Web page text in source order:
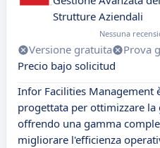
Strutture Aziendali
Nessuna
Versione gratuita Prova
Precio bajo solicitud
Infor Facilities Management
progettata per ottimizzare
offrendo una gamma
migliorare l'efficienza